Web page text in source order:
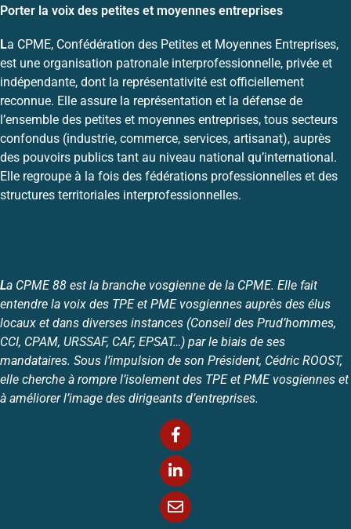
Porter la voix des petites et moyennes entreprises
La CPME, Confédération des Petites et Moyennes Entreprises,
est une organisation patronale interprofessionnelle, privée et
indépendante, dont la représentativité est officiellement
reconnue. Elle assure la représentation et la défense de
l’ensemble des petites et moyennes entreprises, tous secteurs
confondus (industrie, commerce, services, artisanat), auprès
des pouvoirs publics tant au niveau national qu’international.
Elle regroupe à la fois des fédérations professionnelles et des
structures territoriales interprofessionnelles.
La CPME 88 est la branche vosgienne de la CPME. Elle fait
entendre la voix des TPE et PME vosgiennes auprès des élus
locaux et dans diverses instances (Conseil des Prud’hommes,
CCI, CPAM, URSSAF, CAF, EPSAT…) par le biais de ses
mandataires. Sous l’impulsion de son Président, Cédric ROOST,
elle cherche à rompre l’isolement des TPE et PME vosgiennes et
à améliorer l’image des dirigeants d’entreprises.